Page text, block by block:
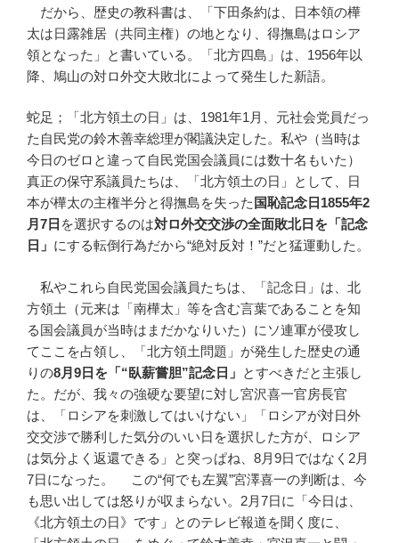
だから、歴史の教科書は、「下田条約は、日本領の樺
太は日露雑居（共同主権）の地となり、得撫島はロシア
領となった」と書いている。「北方四島」は、1956年以
降、鳩山の対ロ外交大敗北によって発生した新語。
蛇足；「北方領土の日」は、1981年1月、元社会党員だっ
た自民党の鈴木善幸総理が閣議決定した。私や（当時は
今日のゼロと違って自民党国会議員には数十名もいた）
真正の保守系議員たちは、「北方領土の日」として、日
本が樺太の主権半分と得撫島を失った 国恥記念日 1855年2
月 7 日 を選択するのは対ロ外交交渉の全面敗北日を「記念
日」 にする転倒行為だから“絶対反対！”だと猛運動した。
私やこれら自民党国会議員たちは、「記念日」は、北
方領土（元来は「南樺太」等を含む言葉であることを知
る国会議員が当時はまだかなりいた）にソ連軍が侵攻し
てここを占領し、「北方領土問題」が発生した歴史の通
りの8月 9 日を「“臥薪嘗胆”記念日」 とすべきだと主張し
た。だが、我々の強硬な要望に対し宮沢喜一官房長官
は、「ロシアを刺激してはいけない」「ロシアが対日外
交交渉で勝利した気分のいい日を選択した方が、ロシア
は気分よく返還できる」と突っぱね、8月9日ではなく2月
7日になった。 この“何でも左翼”宮澤喜一の判断は、今
も思い出しては怒りが収まらない。2月7日に「今日は、
《北方領土の日》です」とのテレビ報道を聞く度に、